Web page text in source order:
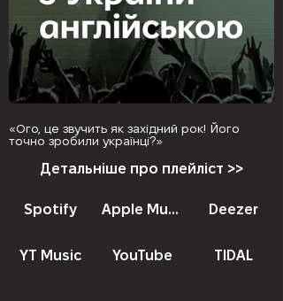
«Ого, це звучить як західний рок! Його
точно зробили українці?»
Детальніше про плейліст >>
Spotify Apple Music Deezer
YT Music YouTube TIDAL